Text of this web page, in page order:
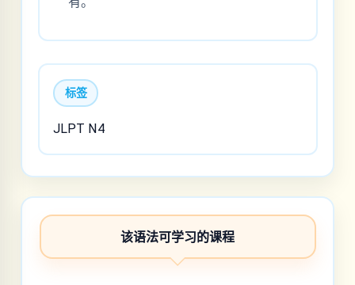
标签
JLPT N4
该语法可学习的课程